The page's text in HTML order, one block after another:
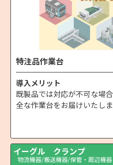
特注品作業台
導入メリット
既製品では対応が不可な場
全な作業台をお届けいたしま
イーグル クランプ
物流機器/搬送機器/保管・周辺機器